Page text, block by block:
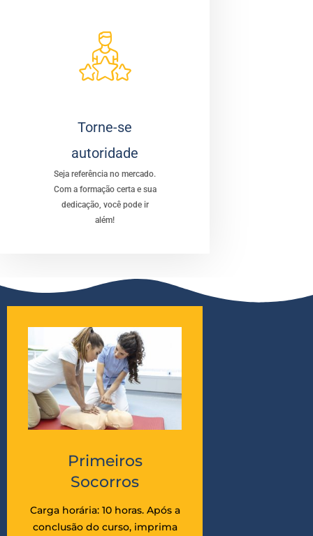
Torne-se
autoridade
Seja referência no mercado.
Com a formação certa e sua
dedicação, você pode ir
além!
Primeiros
Socorros
Carga horária: 10 horas. Após a
conclusão do curso, imprima